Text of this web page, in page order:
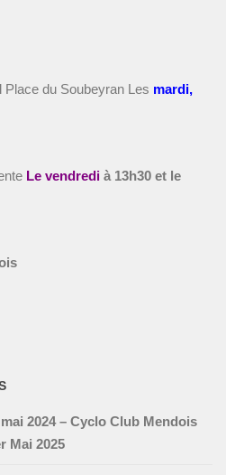
du Soubeyran Les mardi,
Le vendredi à 13h30 et le
2024 – Cyclo Club Mendois
Mai 2025